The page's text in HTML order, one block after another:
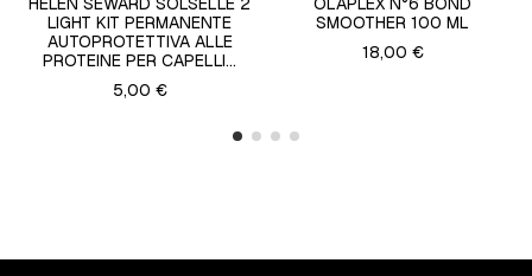
LIGHT KIT PERMANENTE
AUTOPROTETTIVA ALLE
PROTEINE PER CAPELLI...
5,00 €
SMOOTHER 100 ML
18,00 €